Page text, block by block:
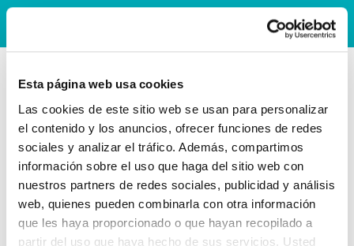
Esta página web usa cookies
Las cookies de este sitio web se usan para personalizar
el contenido y los anuncios, ofrecer funciones de redes
sociales y analizar el tráfico. Además, compartimos
información sobre el uso que haga del sitio web con
nuestros partners de redes sociales, publicidad y análisis
web, quienes pueden combinarla con otra información
que les haya proporcionado o que hayan recopilado a
partir del uso que haya hecho de sus servicios. Usted